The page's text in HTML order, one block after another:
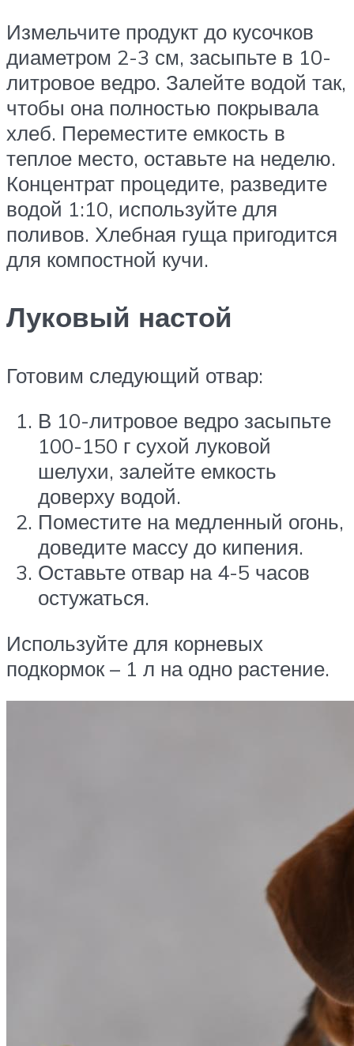
Измельчите продукт до кусочков
диаметром 2-3 см, засыпьте в 10-
литровое ведро. Залейте водой так,
чтобы она полностью покрывала
хлеб. Переместите емкость в
теплое место, оставьте на неделю.
Концентрат процедите, разведите
водой 1:10, используйте для
поливов. Хлебная гуща пригодится
для компостной кучи.
Луковый настой
Готовим следующий отвар:
В 10-литровое ведро засыпьте
100-150 г сухой луковой
шелухи, залейте емкость
доверху водой.
Поместите на медленный огонь,
доведите массу до кипения.
Оставьте отвар на 4-5 часов
остужаться.
Используйте для корневых
подкормок – 1 л на одно растение.